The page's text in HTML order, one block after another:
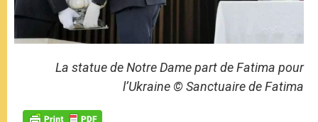
La statue de Notre Dame part de Fatima pour
l’Ukraine © Sanctuaire de Fatima